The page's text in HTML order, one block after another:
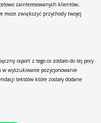
zainteresowanych klientów,
może zwiększyć przychody twojej
raport z tego co zostało do tej pory
wyszukiwarce pozycjonowanie
tekstów które zostały dodane